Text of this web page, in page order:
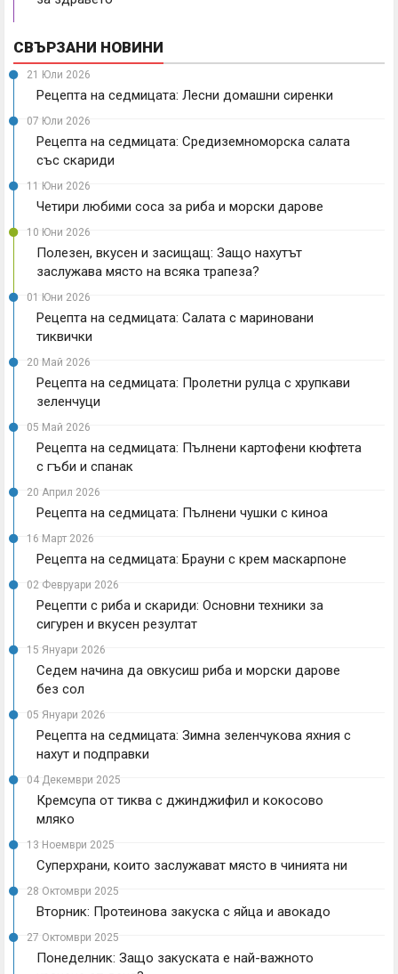
СВЪРЗАНИ НОВИНИ
21 Юли 2026
Рецепта на седмицата: Лесни домашни сиренки
07 Юли 2026
Рецепта на седмицата: Средиземноморска салата
със скариди
11 Юни 2026
Четири любими соса за риба и морски дарове
10 Юни 2026
Полезен, вкусен и засищащ: Защо нахутът
заслужава място на всяка трапеза?
01 Юни 2026
Рецепта на седмицата: Салата с мариновани
тиквички
20 Май 2026
Рецепта на седмицата: Пролетни рулца с хрупкави
зеленчуци
05 Май 2026
Рецепта на седмицата: Пълнени картофени кюфтета
с гъби и спанак
20 Април 2026
Рецепта на седмицата: Пълнени чушки с киноа
16 Март 2026
Рецепта на седмицата: Брауни с крем маскарпоне
02 Февруари 2026
Рецепти с риба и скариди: Основни техники за
сигурен и вкусен резултат
15 Януари 2026
Седем начина да овкусиш риба и морски дарове
без сол
05 Януари 2026
Рецепта на седмицата: Зимна зеленчукова яхния с
нахут и подправки
04 Декември 2025
Кремсупа от тиква с джинджифил и кокосово
мляко
13 Ноември 2025
Суперхрани, които заслужават място в чинията ни
28 Октомври 2025
Вторник: Протеинова закуска с яйца и авокадо
27 Октомври 2025
Понеделник: Защо закуската е най-важното